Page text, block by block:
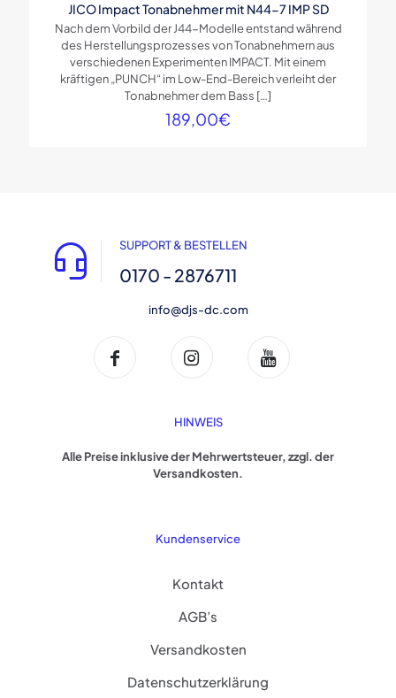
JICO Impact Tonabnehmer mit N44-7 IMP SD
Nach dem Vorbild der J44-Modelle entstand während
des Herstellungsprozesses von Tonabnehmern aus
verschiedenen Experimenten IMPACT. Mit einem
kräftigen „PUNCH“ im Low-End-Bereich verleiht der
Tonabnehmer dem Bass […]
189,00€
SUPPORT & BESTELLEN
0170 - 2876711
info@djs-dc.com
HINWEIS
Alle Preise inklusive der Mehrwertsteuer, zzgl. der
Versandkosten.
Kundenservice
Kontakt
AGB’s
Versandkosten
Datenschutzerklärung